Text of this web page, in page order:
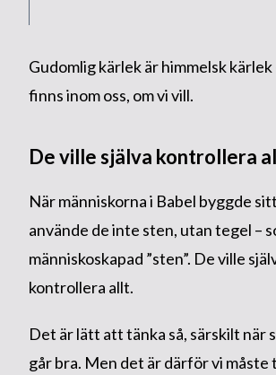
Gudomlig kärlek är himmelsk kärlek
finns inom oss, om vi vill.
De ville själva kontrollera
När människorna i Babel byggde
använde de inte sten, utan tegel –
människoskapad ”sten”. De ville
kontrollera allt.
Det är lätt att tänka så, särskilt när
går bra. Men det är därför vi måste